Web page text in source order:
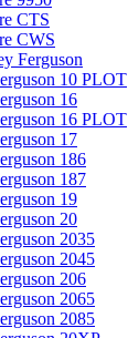
CTS
CWS
Ferguson
10 PLOT
16
16 PLOT
17
186
187
19
20
2035
2045
206
2065
2085